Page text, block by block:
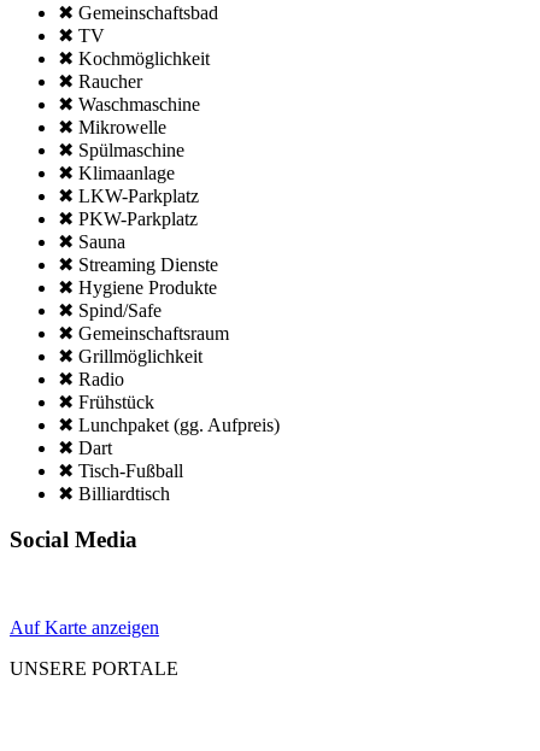
✖ Gemeinschafts­bad
✖ TV
✖ Kochmöglich­keit
✖ Raucher
✖ Wasch­maschine
✖ Mikro­welle
✖ Spül­maschine
✖ Klima­anlage
✖ LKW-Parkplatz
✖ PKW-Parkplatz
✖ Sauna
✖ Streaming Dienste
✖ Hygiene Produkte
✖ Spind/Safe
✖ Gemeinschafts­raum
✖ Grillmöglich­keit
✖ Radio
✖ Frühstück
✖ Lunchpaket (gg. Aufpreis)
✖ Dart
✖ Tisch-Fußball
✖ Billiardtisch
Social Media
Auf Karte anzeigen
UNSERE PORTALE